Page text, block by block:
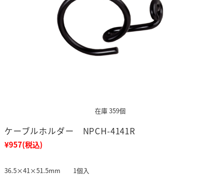
在庫 359個
ケーブルホルダー NPCH-4141R
¥957(税込)
36.5×41×51.5mm 1個入